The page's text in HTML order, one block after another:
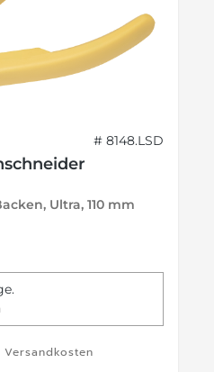
# 8148.LSD
Ultra, 110 mm
Versandkosten